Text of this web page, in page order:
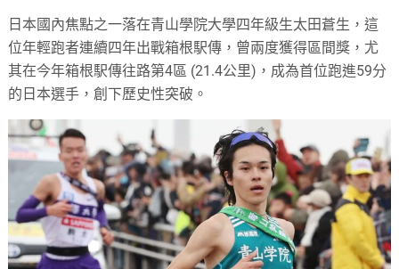
日本國內焦點之一落在青山學院大學四年級生太田蒼生，這
位年輕跑者連續四年出戰箱根駅傳，曾兩度獲得區間獎，尤
其在今年箱根駅傳往路第4區 (21.4公里)，成為首位跑進59分
的日本選手，創下歷史性突破。